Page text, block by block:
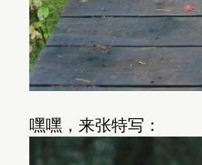
嘿嘿，来张特写：